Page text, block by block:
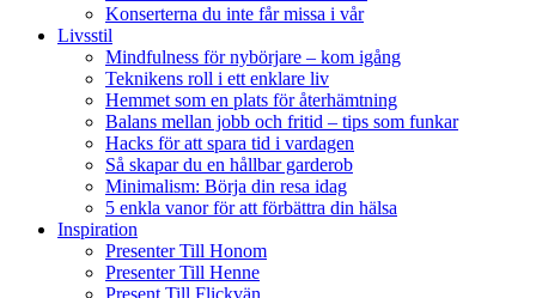
Konserterna du inte får missa i vår
Livsstil
Mindfulness för nybörjare – kom igång
Teknikens roll i ett enklare liv
Hemmet som en plats för återhämtning
Balans mellan jobb och fritid – tips som funkar
Hacks för att spara tid i vardagen
Så skapar du en hållbar garderob
Minimalism: Börja din resa idag
5 enkla vanor för att förbättra din hälsa
Inspiration
Presenter Till Honom
Presenter Till Henne
Present Till Flickvän